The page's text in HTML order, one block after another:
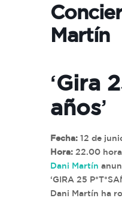
Martín
‘Gira
años’
Fecha: 12 de
Hora: 22.00
Dani Martín
‘GIRA 25
Dani Martín ha